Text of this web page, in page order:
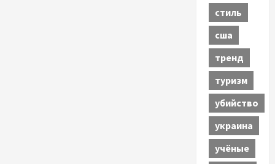
стиль
сша
тренд
туризм
убийство
украина
учёные